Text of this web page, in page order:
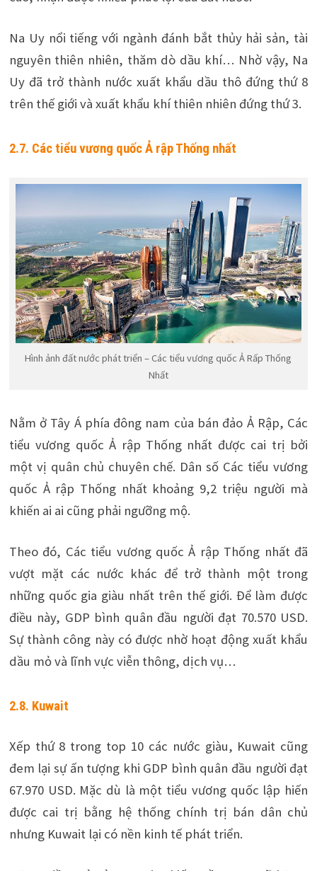
Na Uy nổi tiếng với ngành đánh bắt thủy hải sản, tài
nguyên thiên nhiên, thăm dò dầu khí… Nhờ vậy, Na
Uy đã trở thành nước xuất khẩu dầu thô đứng thứ 8
trên thế giới và xuất khẩu khí thiên nhiên đứng thứ 3.
2.7. Các tiểu vương quốc Ả rập Thống nhất
Hình ảnh đất nước phát triển – Các tiểu vương quốc Ả Rấp Thống
Nhất
Nằm ở Tây Á phía đông nam của bán đảo Ả Rập, Các
tiểu vương quốc Ả rập Thống nhất được cai trị bởi
một vị quân chủ chuyên chế. Dân số Các tiểu vương
quốc Ả rập Thống nhất khoảng 9,2 triệu người mà
khiến ai ai cũng phải ngưỡng mộ.
Theo đó, Các tiểu vương quốc Ả rập Thống nhất đã
vượt mặt các nước khác để trở thành một trong
những quốc gia giàu nhất trên thế giới. Để làm được
điều này, GDP bình quân đầu người đạt 70.570 USD.
Sự thành công này có được nhờ hoạt động xuất khẩu
dầu mỏ và lĩnh vực viễn thông, dịch vụ…
2.8. Kuwait
Xếp thứ 8 trong top 10 các nước giàu, Kuwait cũng
đem lại sự ấn tượng khi GDP bình quân đầu người đạt
67.970 USD. Mặc dù là một tiểu vương quốc lập hiến
được cai trị bằng hệ thống chính trị bán dân chủ
nhưng Kuwait lại có nền kinh tế phát triển.